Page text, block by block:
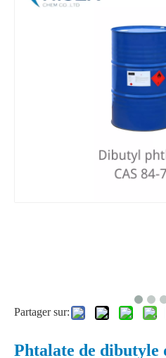
Partager sur:
Phtalate de dibutyle